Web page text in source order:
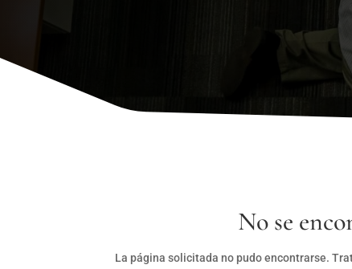
No se
La página solicitada no pudo encontrarse.